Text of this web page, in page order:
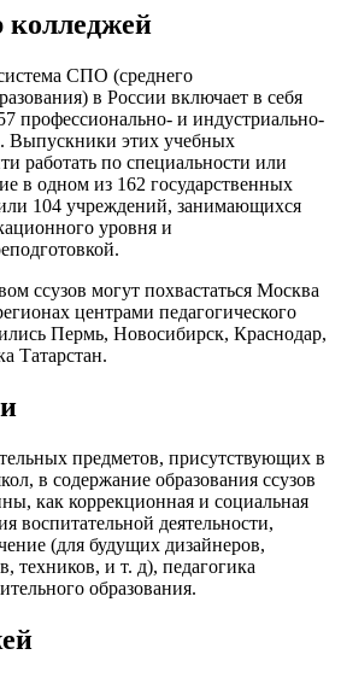
колледжей
СПО (среднего
в России включает в себя
профессионально- и индустриально-
Выпускники этих учебных
работать по специальности или
в одном из 162 государственных
104 учреждений, занимающихся
уровня и
ссузов могут похвастаться Москва
центрами педагогического
Пермь, Новосибирск, Краснодар,
Татарстан.
предметов, присутствующих в
в содержание образования ссузов
как коррекционная и социальная
воспитательной деятельности,
(для будущих дизайнеров,
техников, и т. д), педагогика
образования.